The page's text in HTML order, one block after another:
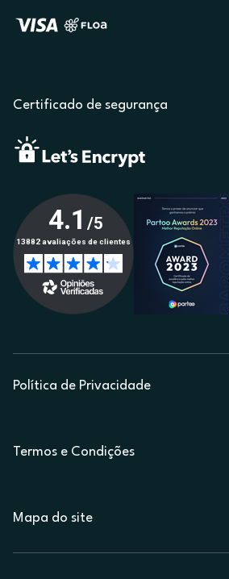
Certificado de segurança
Política de Privacidade
Termos e Condições
Mapa do site